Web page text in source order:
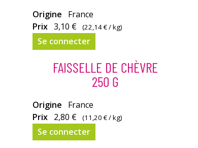
Crottin
épicé aux
saveurs
de
l'Italie.
Origine
France
Prix 3,10 € (22,14 €/ kg)
Se connecter
FAISSELLE DE CHÈVRE
250 G
Faisselle
de
Chèvre
Fermière au
Origine
France
Prix 2,80 € (11,20 €/ kg)
Se connecter